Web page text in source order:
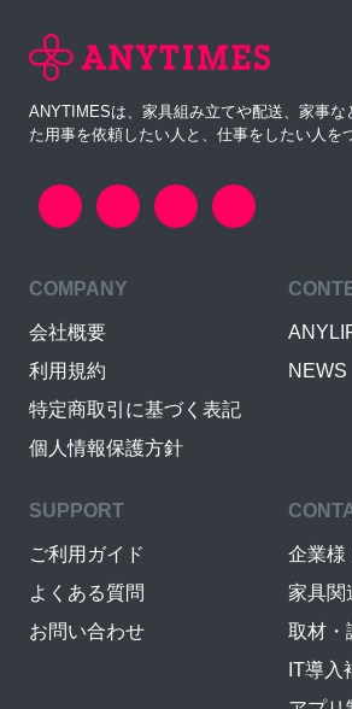
ANYTIMESは、家具組み立てや配送、家事な
た用事を依頼したい人と、仕事をしたい人を
COMPANY
会社概要
利用規約
特定商取引に基づく表記
個人情報保護方針
NEWS
SUPPORT
ご利用ガイド
よくある質問
お問い合わせ
企業様
家具関
取材・
IT導入